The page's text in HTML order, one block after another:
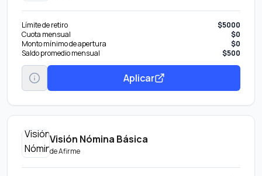
Límite de retiro
$5000
Cuota mensual
$0
Monto mínimo de apertura
$0
Saldo promedio mensual
$500
Aplicar
Visión Nómina Básica
deAfirme